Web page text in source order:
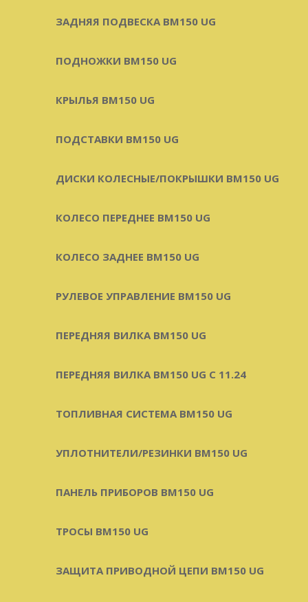
ЗАДНЯЯ ПОДВЕСКА BM150 UG
ПОДНОЖКИ BM150 UG
КРЫЛЬЯ BM150 UG
ПОДСТАВКИ BM150 UG
ДИСКИ КОЛЕСНЫЕ/ПОКРЫШКИ BM150 UG
КОЛЕСО ПЕРЕДНЕЕ BM150 UG
КОЛЕСО ЗАДНЕЕ BM150 UG
РУЛЕВОЕ УПРАВЛЕНИЕ BM150 UG
ПЕРЕДНЯЯ ВИЛКА BM150 UG
ПЕРЕДНЯЯ ВИЛКА BM150 UG С 11.24
ТОПЛИВНАЯ СИСТЕМА BM150 UG
УПЛОТНИТЕЛИ/РЕЗИНКИ BM150 UG
ПАНЕЛЬ ПРИБОРОВ BM150 UG
ТРОСЫ BM150 UG
ЗАЩИТА ПРИВОДНОЙ ЦЕПИ BM150 UG